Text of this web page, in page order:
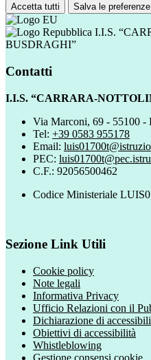
Accetta tutti Salva le preferenze
I.I.S.
BUSDRAGHI”
Contatti
I.I.S. “CARRARA-
Via Marconi, 69 - 55100 -
Tel: +39 0583 955178
Email:
PEC:
C.F.: 92056500462
Codice Ministeriale
Sezione Link Utili
Cookie policy
Note legali
Informativa Privacy
Ufficio Relazioni con il
Dichiarazione di
Obiettivi di accessibilità
Whistleblowing
Gestione consensi cookie